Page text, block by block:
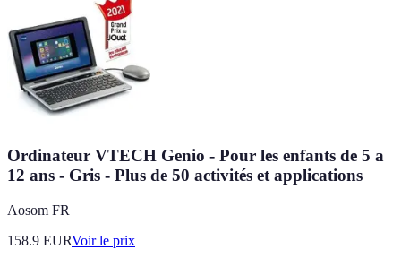
Ordinateur VTECH Genio - Pour les enfants de 5 a
12 ans - Gris - Plus de 50 activités et applications
Aosom FR
158.9 EURVoir le prix